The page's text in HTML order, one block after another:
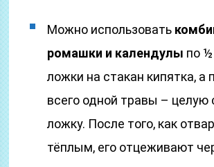
Можно использовать
ромашки и календулы по
ложки на стакан кипятка, а
всего одной травы – целую
ложку. После того, как
тёплым, его отцеживают